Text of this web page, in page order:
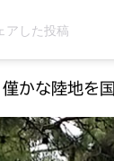
アした投稿
かな陸地を